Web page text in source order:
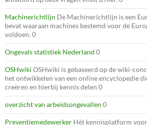
Machinerichtlijn De Machinerichtlijn is een
bevat waaraan machines bestemd voor de
voldoen. 0
Ongevals statistiek Nederland 0
OSHwiki OSHwiki is gebaseerd op de wiki-
het ontwikkelen van een online encyclopedie
creëren en hierbij kennis delen 0
overzicht van arbeidsongevallen 0
Preventiemedewerker Hét kennisplatform